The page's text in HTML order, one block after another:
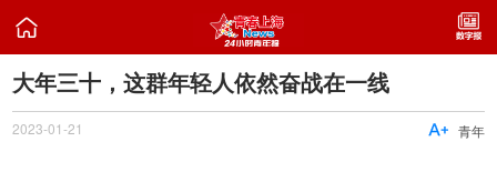

大年三十，这群年轻人依然奋战在一线
2023-01-21 青年
